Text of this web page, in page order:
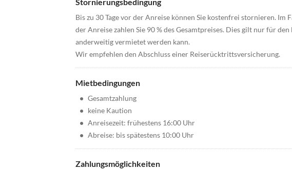
Stornierungsbedingung
Bis zu 30 Tage vor der Anreise können Sie kostenfrei stornieren. Im
der Anreise zahlen Sie 90 % des Gesamtpreises. Dies gilt nur für
anderweitig vermietet werden kann.
Wir empfehlen den Abschluss einer Reiserücktrittsversicherung.
Mietbedingungen
• Gesamtzahlung
• keine Kaution
• Anreisezeit: frühestens 16:00 Uhr
• Abreise: bis spätestens 10:00 Uhr
Zahlungsmöglichkeiten